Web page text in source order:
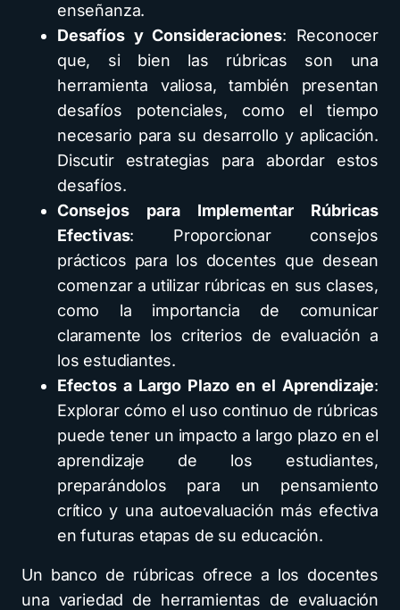
enseñanza.
Desafíos y Consideraciones: Reconocer
que, si bien las rúbricas son una
herramienta valiosa, también presentan
desafíos potenciales, como el tiempo
necesario para su desarrollo y aplicación.
Discutir estrategias para abordar estos
desafíos.
Consejos para Implementar Rúbricas
Efectivas: Proporcionar consejos
prácticos para los docentes que desean
comenzar a utilizar rúbricas en sus clases,
como la importancia de comunicar
claramente los criterios de evaluación a
los estudiantes.
Efectos a Largo Plazo en el Aprendizaje:
Explorar cómo el uso continuo de rúbricas
puede tener un impacto a largo plazo en el
aprendizaje de los estudiantes,
preparándolos para un pensamiento
crítico y una autoevaluación más efectiva
en futuras etapas de su educación.
Un banco de rúbricas ofrece a los docentes
una variedad de herramientas de evaluación